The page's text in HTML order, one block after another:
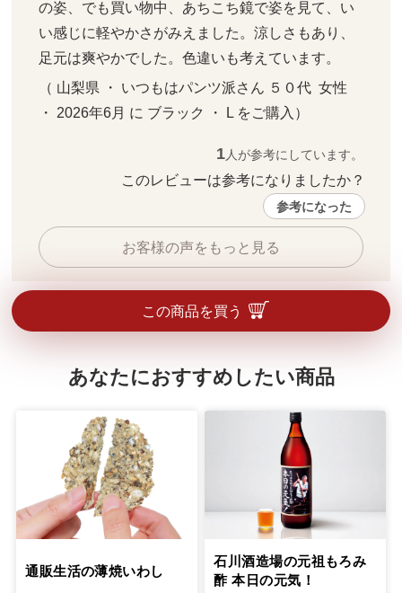
の姿、でも買い物中、あちこち鏡で姿を見て、い
い感じに軽やかさがみえました。涼しさもあり、
足元は爽やかでした。色違いも考えています。
（ 山梨県 ・ いつもはパンツ派さん ５０代  女性
・ 2026年6月 に ブラック ・ L をご購入）
1人が参考にしています。
このレビューは参考になりましたか？
参考になった
お客様の声をもっと見る
この商品を買う
あなたにおすすめしたい商品
通販生活の薄焼いわし
石川酒造場の元祖もろみ
酢 本日の元気！